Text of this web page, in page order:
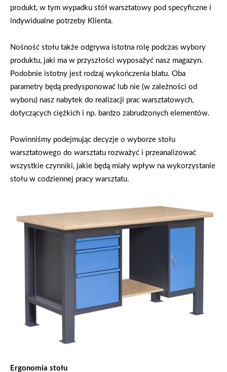
produkt, w tym wypadku stół warsztatowy pod specyficzne i
indywidualne potrzeby Klienta.
Nośność stołu także odgrywa istotna rolę podczas wybory
produktu, jaki ma w przyszłości wyposażyć nasz magazyn.
Podobnie istotny jest rodzaj wykończenia blatu. Oba
parametry będą predysponować lub nie (w zależności od
wyboru) nasz nabytek do realizacji prac warsztatowych,
dotyczących ciężkich i np. bardzo zabrudzonych elementów.
Powinniśmy podejmując decyzje o wyborze stołu
warsztatowego do warsztatu rozważyć i przeanalizować
wszystkie czynniki, jakie będą miały wpływ na wykorzystanie
stołu w codziennej pracy warsztatu.
Ergonomia stołu